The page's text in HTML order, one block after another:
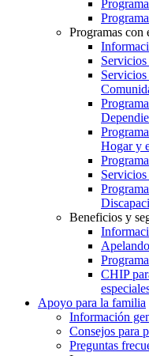
Programas con
Hogar y
Beneficios y
CHIP
Apoyo para la familia
Información
Consejos para
Preguntas